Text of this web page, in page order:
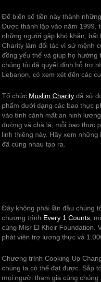
Để biến số tiền này thành
Được thành lập vào năm 1999,
những người gặp khó khăn, bất
Charity làm đối tác vì sứ mệnh
đồng yếu thế và giúp họ hướng
chúng tôi đã quyết định hỗ trợ
Lebanon, có xem xét đến các
Tổ chức Muslim Charity đã sử
phẩm dưới dạng các bao thực
vào tình cảnh mất an ninh
đường và chà là, mỗi bao thực
linh thiêng này. Hãy xem
đã cùng nhau tạo ra.
Đây không phải lần đầu chúng
chương trình Every 1 Counts ,
cùng Misr El Kheir Foundation.
phát viện trợ lương thực và
Chương trình Cooking Up
chúng ta có thể đạt được. Sắp
mọi người tham gia cùng